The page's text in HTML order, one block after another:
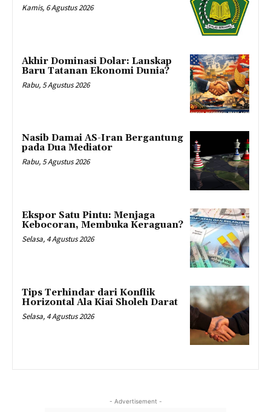
Kamis, 6 Agustus 2026
Akhir Dominasi Dolar: Lanskap
Baru Tatanan Ekonomi Dunia?
Rabu, 5 Agustus 2026
Nasib Damai AS-Iran Bergantung
pada Dua Mediator
Rabu, 5 Agustus 2026
Ekspor Satu Pintu: Menjaga
Kebocoran, Membuka Keraguan?
Selasa, 4 Agustus 2026
Tips Terhindar dari Konflik
Horizontal Ala Kiai Sholeh Darat
Selasa, 4 Agustus 2026
- Advertisement -